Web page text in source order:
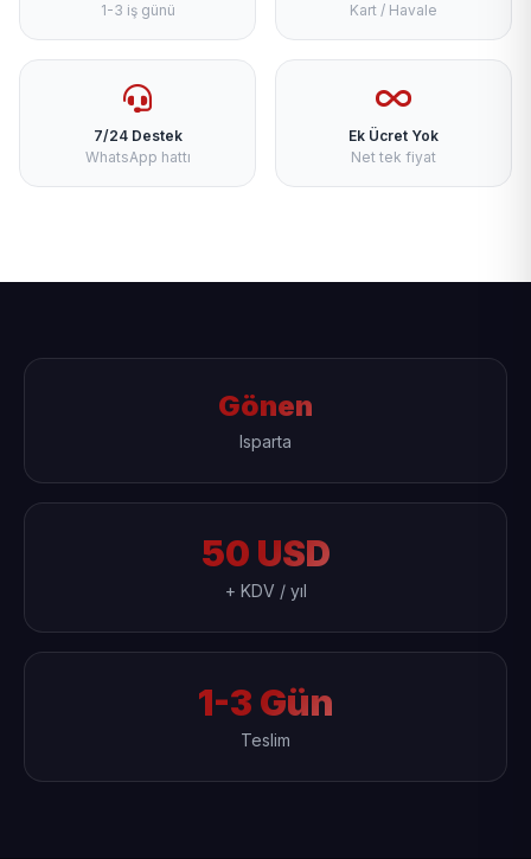
1-3 iş günü
Kart / Havale
7/24 Destek
WhatsApp hattı
Ek Ücret Yok
Net tek fiyat
Gönen
Isparta
50 USD
+ KDV / yıl
1-3 Gün
Teslim